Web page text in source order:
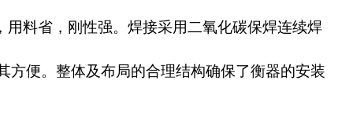
料省，刚性强。焊接采用二氧化碳保焊连续焊
方便。整体及布局的合理结构确保了衡器的安装